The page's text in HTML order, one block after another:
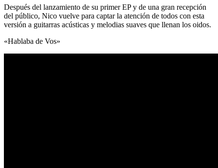
Después del lanzamiento de su primer EP y de una gran recepción
del público, Nico vuelve para captar la atención de todos con esta
versión a guitarras acústicas y melodias suaves que llenan los oidos.
«Hablaba de Vos»